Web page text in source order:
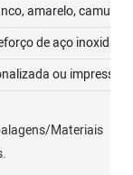
amarelo,
de aço
ou
Materiais